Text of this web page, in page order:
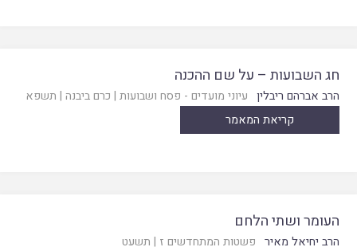
חג השבועות – על שם ההכנה
הרב אברהם ריבלין עיוני מועדים - פסח ושבועות | כרם ביבנה | תשפא
קריאת המאמר
העומר ושתי הלחם
הרב יחיאל מאיר פשטות המתחדשים ז | תשעט